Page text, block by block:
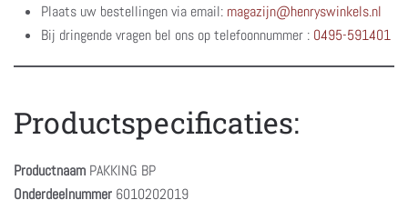
Plaats uw bestellingen via email: magazijn@henryswinkels.nl
Bij dringende vragen bel ons op telefoonnummer : 0495-591401
Productspecificaties:
Productnaam PAKKING BP
Onderdeelnummer 6010202019